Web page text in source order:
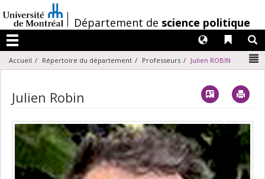
au
contenu
/Département de science politique
Menu
Liens
Langues
Accueil Répertoire du département Professeurs Julien ROBIN
Julien Robin Vcard